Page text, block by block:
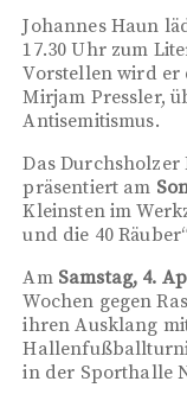
Johannes Haun
17.30 Uhr zum
Vorstellen wird er
Mirjam Pressler,
Antisemitismus.
Das
präsentiert am
Kleinsten im
und die 40
Am Samstag, 4.
Wochen gegen
ihren Ausklang
in der Sporthalle